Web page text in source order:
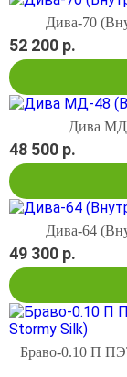
Дива-70
52 200 р.
Дива
48 500 р.
Дива-64
49 300 р.
Браво-0.10 П